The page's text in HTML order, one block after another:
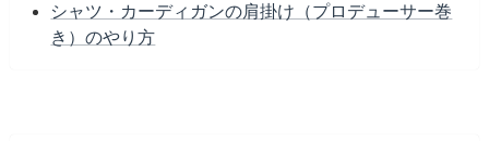
シャツ・カーディガンの肩掛け（プロデューサー巻
き）のやり方